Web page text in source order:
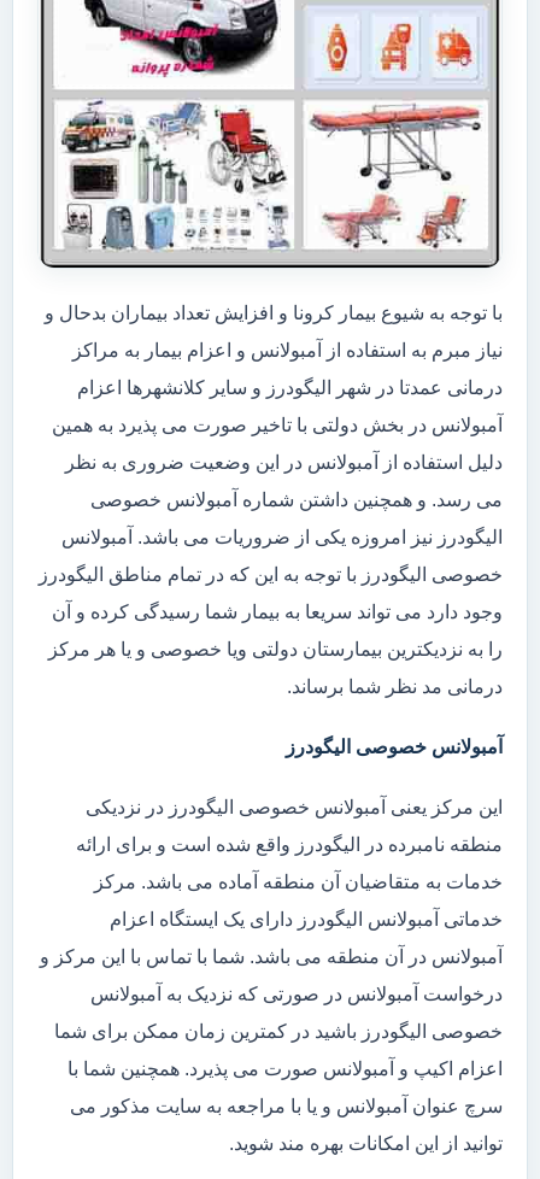
با توجه به شیوع بیمار کرونا و افزایش تعداد بیماران بدحال و
نیاز مبرم به استفاده از آمبولانس و اعزام بیمار به مراکز
درمانی عمدتا در شهر الیگودرز و سایر کلانشهرها اعزام
آمبولانس در بخش دولتی با تاخیر صورت می پذیرد به همین
دلیل استفاده از آمبولانس در این وضعیت ضروری به نظر
می رسد. و همچنین داشتن شماره آمبولانس خصوصی
الیگودرز نیز امروزه یکی از ضروریات می باشد. آمبولانس
خصوصی الیگودرز با توجه به این که در تمام مناطق الیگودرز
وجود دارد می تواند سریعا به بیمار شما رسیدگی کرده و آن
را به نزدیکترین بیمارستان دولتی ویا خصوصی و یا هر مرکز
درمانی مد نظر شما برساند.
آمبولانس خصوصی الیگودرز
این مرکز یعنی آمبولانس خصوصی الیگودرز در نزدیکی
منطقه نامبرده در الیگودرز واقع شده است و برای ارائه
خدمات به متقاضیان آن منطقه آماده می باشد. مرکز
خدماتی آمبولانس الیگودرز دارای یک ایستگاه اعزام
آمبولانس در آن منطقه می باشد. شما با تماس با این مرکز و
درخواست آمبولانس در صورتی که نزدیک به آمبولانس
خصوصی الیگودرز باشید در کمترین زمان ممکن برای شما
اعزام اکیپ و آمبولانس صورت می پذیرد. همچنین شما با
سرچ عنوان آمبولانس و یا با مراجعه به سایت مذکور می
توانید از این امکانات بهره مند شوید.